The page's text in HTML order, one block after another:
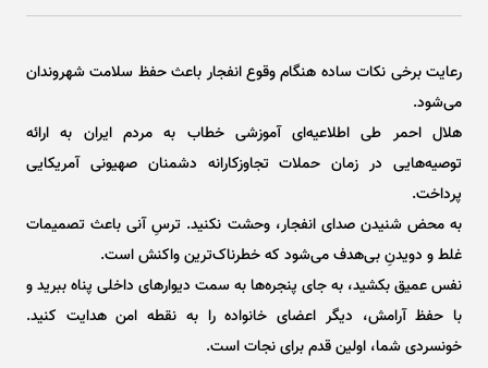
رعایت برخی نکات ساده هنگام وقوع انفجار باعث حفظ سلامت شهروندان
می‌شود.
هلال احمر طی اطلاعیه‌ای آموزشی خطاب به مردم ایران به ارائه
توصیه‌هایی در زمان حملات تجاوزکارانه دشمنان صهیونی آمریکایی
پرداخت.
به محض شنیدن صدای انفجار، وحشت نکنید. ترسِ آنی باعث تصمیمات
غلط و دویدنِ بی‌هدف می‌شود که خطرناک‌ترین واکنش است.
نفس عمیق بکشید، به جای پنجره‌ها به سمت دیوار‌های داخلی پناه ببرید و
با حفظ آرامش، دیگر اعضای خانواده را به نقطه امن هدایت کنید.
خونسردی شما، اولین قدم برای نجات است.